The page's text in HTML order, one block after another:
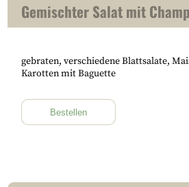
Gemischter Salat mit
gebraten, verschiedene Blattsalate,
Karotten mit Baguette
Bestellen